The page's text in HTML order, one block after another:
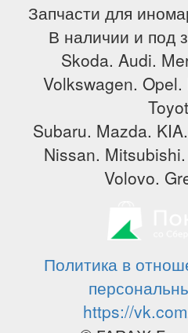
Запчасти для
В наличии и под
Skoda. Audi.
Volkswagen.
Subaru. Mazda.
Nissan.
Volovo.
Политика в
https://